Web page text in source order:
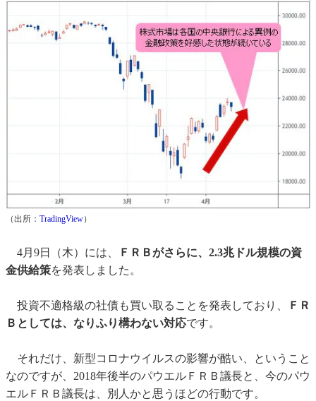
（出所： TradingView）
4月9日（木）には、
ＦＲＢがさらに、2.3兆ドル規模の資
金供給策を発表しました。
投資不適格級の社債も買い取ることを発表しており、
ＦＲ
Ｂとしては、なりふり構わない対応です。
それだけ、新型コロナウイルスの影響が酷い、ということ
なのですが、2018年後半のパウエルＦＲＢ議長と、今のパウ
エルＦＲＢ議長は、別人かと思うほどの行動です。